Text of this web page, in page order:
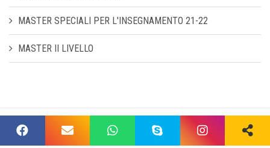
MASTER SPECIALI PER L'INSEGNAMENTO 21-22
MASTER II LIVELLO